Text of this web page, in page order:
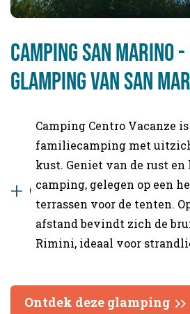
Camping San Marino
glamping van San
Camping Centro Vacanze
familiecamping met
kust. Geniet van de rust
camping, gelegen op een
terrassen voor de tenten.
afstand bevindt zich de
Rimini, ideaal voor
Ontdek deze glamping